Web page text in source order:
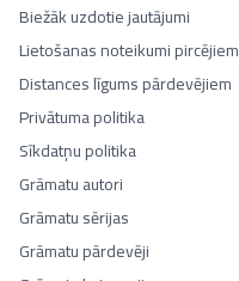
Biežāk uzdotie jautājumi
Lietošanas noteikumi pircējiem
Distances līgums pārdevējiem
Privātuma politika
Sīkdatņu politika
Grāmatu autori
Grāmatu sērijas
Grāmatu pārdevēji